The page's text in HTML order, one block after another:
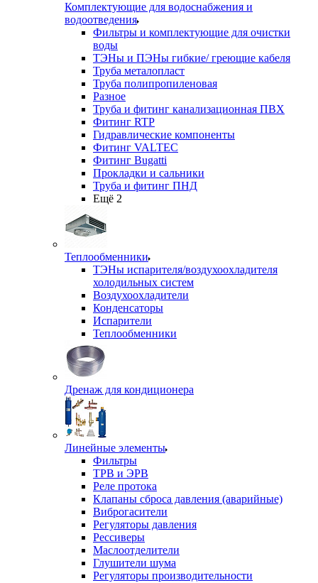
Комплектующие для водоснабжения и
водоотведения
Фильтры и комплектующие для очистки
воды
ТЭНы и ПЭНы гибкие/ греющие кабеля
Труба металопласт
Труба полипропиленовая
Разное
Труба и фитинг канализационная ПВХ
Фитинг RTP
Гидравлические компоненты
Фитинг VALTEC
Фитинг Bugatti
Прокладки и сальники
Труба и фитинг ПНД
Ещё 2
Теплообменники
ТЭНы испарителя/воздухоохладителя
холодильных систем
Воздухоохладители
Конденсаторы
Испарители
Теплообменники
Дренаж для кондиционера
Линейные элементы
Фильтры
ТРВ и ЭРВ
Реле протока
Клапаны сброса давления (аварийные)
Виброгасители
Регуляторы давления
Рессиверы
Маслоотделители
Глушители шума
Регуляторы производительности